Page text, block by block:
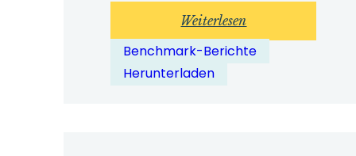
Weiterlesen:
Whistleblowing-
Benchmark-Berichte
Herunterladen